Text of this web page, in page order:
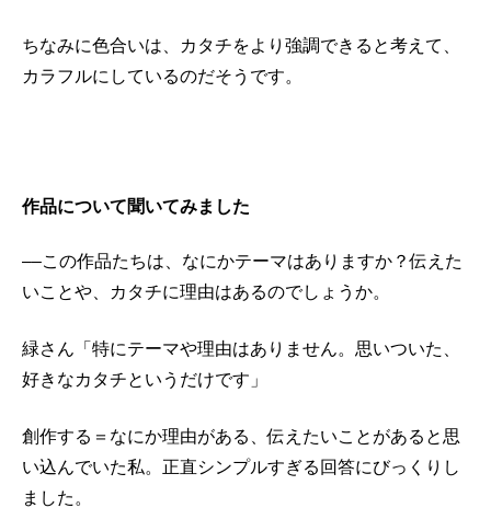
ちなみに色合いは、カタチをより強調できると考えて、
カラフルにしているのだそうです。
作品について聞いてみました
––この作品たちは、なにかテーマはありますか？伝えた
いことや、カタチに理由はあるのでしょうか。
緑さん「特にテーマや理由はありません。思いついた、
好きなカタチというだけです」
創作する＝なにか理由がある、伝えたいことがあると思
い込んでいた私。正直シンプルすぎる回答にびっくりし
ました。